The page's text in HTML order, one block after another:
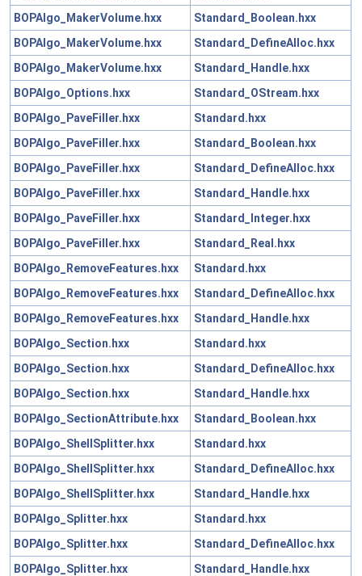
BOPAlgo_MakerVolume.hxx
Standard_Boolean.hxx
BOPAlgo_MakerVolume.hxx
Standard_DefineAlloc.hxx
BOPAlgo_MakerVolume.hxx
Standard_Handle.hxx
BOPAlgo_Options.hxx
Standard_OStream.hxx
BOPAlgo_PaveFiller.hxx
Standard.hxx
BOPAlgo_PaveFiller.hxx
Standard_Boolean.hxx
BOPAlgo_PaveFiller.hxx
Standard_DefineAlloc.hxx
BOPAlgo_PaveFiller.hxx
Standard_Handle.hxx
BOPAlgo_PaveFiller.hxx
Standard_Integer.hxx
BOPAlgo_PaveFiller.hxx
Standard_Real.hxx
BOPAlgo_RemoveFeatures.hxx
Standard.hxx
BOPAlgo_RemoveFeatures.hxx
Standard_DefineAlloc.hxx
BOPAlgo_RemoveFeatures.hxx
Standard_Handle.hxx
BOPAlgo_Section.hxx
Standard.hxx
BOPAlgo_Section.hxx
Standard_DefineAlloc.hxx
BOPAlgo_Section.hxx
Standard_Handle.hxx
BOPAlgo_SectionAttribute.hxx
Standard_Boolean.hxx
BOPAlgo_ShellSplitter.hxx
Standard.hxx
BOPAlgo_ShellSplitter.hxx
Standard_DefineAlloc.hxx
BOPAlgo_ShellSplitter.hxx
Standard_Handle.hxx
BOPAlgo_Splitter.hxx
Standard.hxx
BOPAlgo_Splitter.hxx
Standard_DefineAlloc.hxx
BOPAlgo_Splitter.hxx
Standard_Handle.hxx